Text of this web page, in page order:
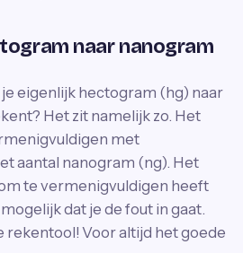
naar nanogram
eigenlijk hectogram (hg) naar
Het zit namelijk zo. Het
met
aantal nanogram (ng). Het
te vermenigvuldigen heeft
dat je de fout in gaat.
rekentool! Voor altijd het goede